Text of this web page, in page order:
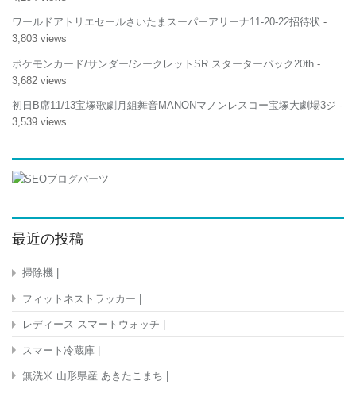
ワールドアトリエセールさいたまスーパーアリーナ11-20-22招待状 -
3,803 views
ポケモンカード/サンダー/シークレットSR スターターパック20th -
3,682 views
初日B席11/13宝塚歌劇月組舞音MANONマノンレスコー宝塚大劇場3ジ -
3,539 views
最近の投稿
掃除機 |
フィットネストラッカー |
レディース スマートウォッチ |
スマート冷蔵庫 |
無洗米 山形県産 あきたこまち |